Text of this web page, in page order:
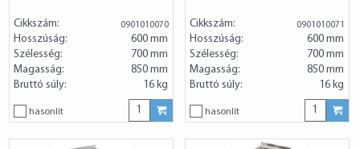
Cikkszám: 0901010070
Hosszúság:
600 mm
Szélesség:
700 mm
Magasság:
850 mm
Bruttó súly:
16 kg
hasonlít
Cikkszám: 0901010071
Hosszúság:
600 mm
Szélesség:
700 mm
Magasság:
850 mm
Bruttó súly:
16 kg
hasonlít